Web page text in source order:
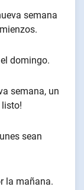
semana
domingo.
semana, un
listo!
sean
la mañana.